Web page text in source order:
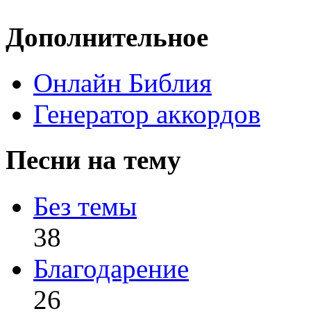
Дополнительное
Онлайн Библия
Генератор аккордов
Песни на тему
Без темы
38
Благодарение
26